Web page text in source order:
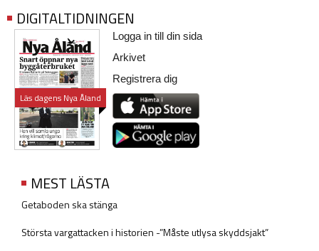
DIGITALTIDNINGEN
Läs dagens Nya Åland
Logga in till din sida
Arkivet
Registrera dig
MEST LÄSTA
Getaboden ska stänga
Största vargattacken i historien -”Måste utlysa skyddsjakt”